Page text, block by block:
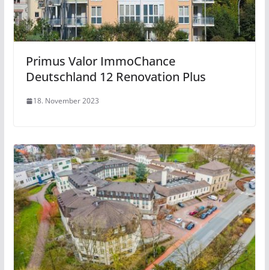
Primus Valor ImmoChance
Deutschland 12 Renovation Plus
18. November 2023